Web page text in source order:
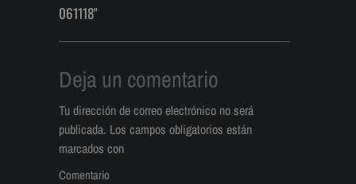
061118"
Deja un comentario
Tu dirección de correo electrónico no será
publicada. Los campos obligatorios están
marcados con
Comentario